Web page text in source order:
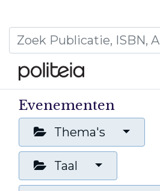
Evenementen
Thema's
Taal